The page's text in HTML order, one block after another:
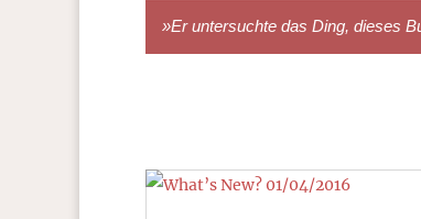
»Er untersuchte das Ding, dieses